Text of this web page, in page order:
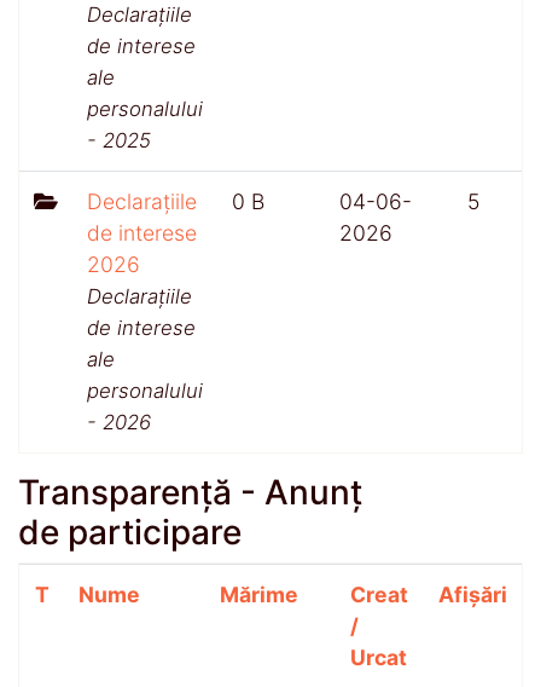
Declarațiile
de interese
ale
personalului
- 2025
Declarațiile
de interese
2026
Declarațiile
de interese
ale
personalului
- 2026
0 B
04-06-
2026
5
Transparență - Anunț
de participare
T Nume Mărime
Creat
/
Urcat
Afișări